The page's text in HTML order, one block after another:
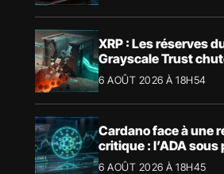
XRP : Les réserves
Grayscale Trust
% suite aux rachats
6 AOÛT 2026 À 18H54
Cardano face à une
critique : l’ADA sous
technique
6 AOÛT 2026 À 18H45